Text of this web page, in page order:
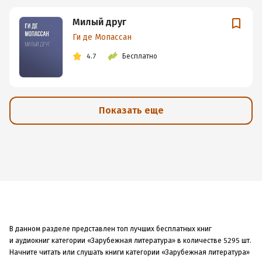
Милый друг
Ги де Мопассан
4.7 Бесплатно
Показать еще
В данном разделе представлен топ лучших бесплатных книг
и аудиокниг категории «Зарубежная литература» в количестве 5295 шт.
Начните читать или слушать книги категории «Зарубежная литература»